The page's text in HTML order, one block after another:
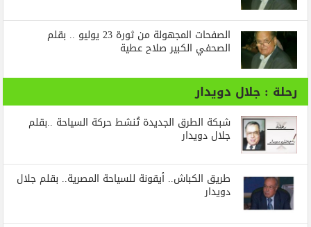
الصفحات المجهولة من ثورة 23 يوليو .. بقلم
الصحفي الكبير صلاح عطية
رحلة : جلال دويدار
شبكة الطرق الجديدة تُنشط حركة السياحة ..بقلم
جلال دويدار
طريق الكباش.. أيقونة للسياحة المصرية.. بقلم جلال
دويدار